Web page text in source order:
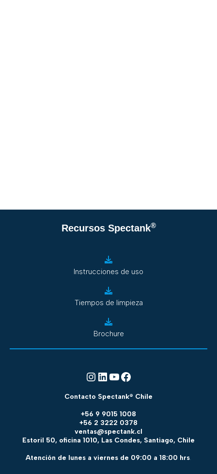
Recursos Spectank®
Instrucciones de uso
Tiempos de limpieza
Brochure
Instagram
LinkedIn
YouTube
Facebook
Contacto Spectank® Chile
+56 9 9015 1008
+56 2 3222 0378
ventas@spectank.cl
Estoril 50, oficina 1010, Las Condes, Santiago, Chile
Atención de lunes a viernes de 09:00 a 18:00 hrs.